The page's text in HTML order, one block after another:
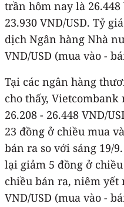
trần hôm nay là 26.448
23.930 VND/USD. Tỷ
dịch Ngân hàng Nhà
VND/USD (mua vào -
Tại các ngân hàng
cho thấy,
26.208 - 26.448 VND/
23 đồng ở chiều mua
bán ra so với sáng 19/
lại giảm 5 đồng ở
chiều bán ra, niêm yết
VND/USD (mua vào -